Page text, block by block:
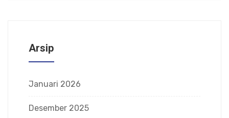
Arsip
Januari 2026
Desember 2025